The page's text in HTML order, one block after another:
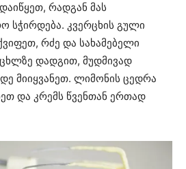
რადგან მას
კვერცხის გული
რძე და სახამებელი
დადგით, მუდმივად
მიიყვანეთ. ლიმონის ცედრა
და კრემს წვენთან ერთად